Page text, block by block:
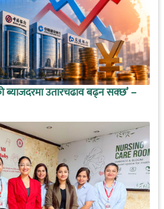
ब्याजदरमा उतारचढाव बढ्न सक्छ’ –